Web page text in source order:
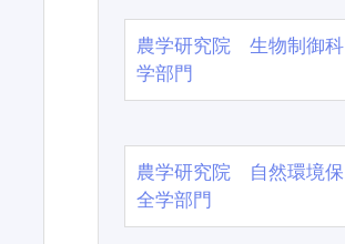
農学研究院 生物制御科
学部門
農学研究院 自然環境保
全学部門